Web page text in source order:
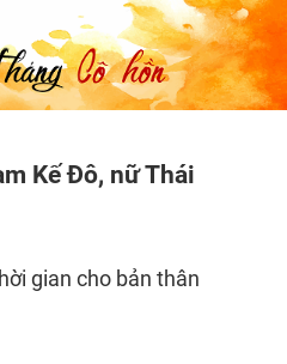
Kế Đô, nữ Thái
gian cho bản thân